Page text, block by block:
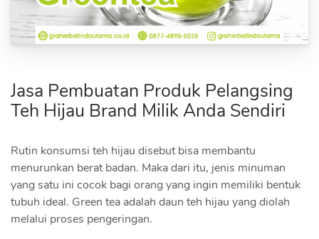
Jasa Pembuatan Produk Pelangsing
Teh Hijau Brand Milik Anda Sendiri
Rutin konsumsi teh hijau disebut bisa membantu
menurunkan berat badan. Maka dari itu, jenis minuman
yang satu ini cocok bagi orang yang ingin memiliki bentuk
tubuh ideal. Green tea adalah daun teh hijau yang diolah
melalui proses pengeringan.